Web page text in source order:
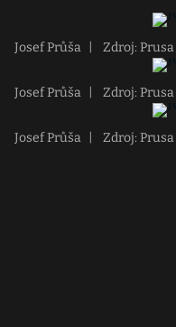
Josef Průša Zdroj:
Josef Průša Zdroj:
Josef Průša Zdroj: